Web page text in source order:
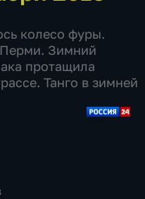
колесо фуры.
Зимний
протащила
Танго в зимней